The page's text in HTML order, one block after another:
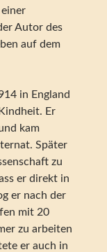
Autor des
auf dem
in England
Er
kam
Später
zu
er direkt in
er nach der
mit 20
zu arbeiten
er auch in